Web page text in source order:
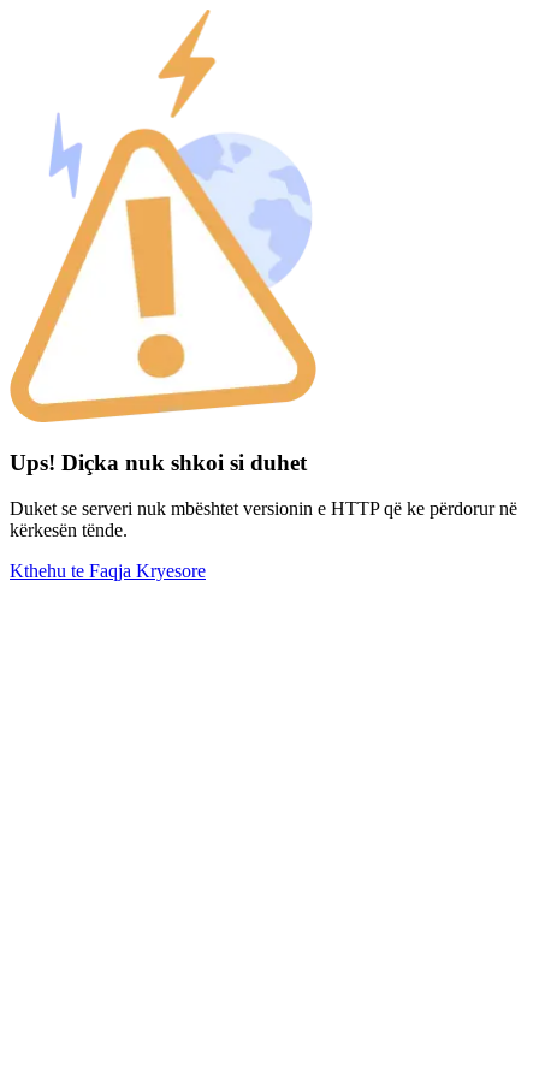
Ups! Diçka nuk shkoi si duhet
Duket se serveri nuk mbështet versionin e HTTP që ke përdorur në
kërkesën tënde.
Kthehu te Faqja Kryesore